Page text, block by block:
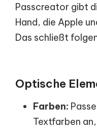
Passcreator gibt
Hand, die Apple
Das schließt
Optische
Farben:
Textfarben